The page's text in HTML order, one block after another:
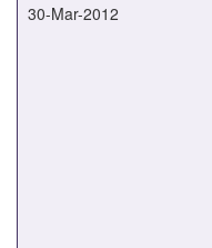
30-Mar-2012